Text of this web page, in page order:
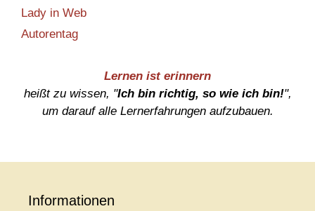
Lady in Web
Autorentag
Lernen ist erinnern
heißt zu wissen, "Ich bin richtig, so wie ich bin!",
um darauf alle Lernerfahrungen aufzubauen.
Informationen